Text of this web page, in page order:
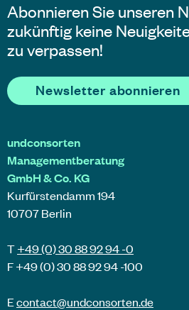
Abonnieren Sie unseren
zukünftig keine
zu verpassen!
Newsletter abonnieren
undconsorten
Managementberatung
GmbH & Co. KG
Kurfürstendamm 194
10707 Berlin
T+49 (0) 30 88 92 94 -0
F +49 (0) 30 88 92 94 -100
Econtact@undconsorten.de